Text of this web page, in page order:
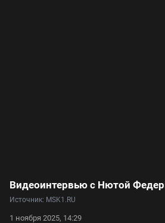
Источник: MSK1.RU
1 ноября 2025, 14:29